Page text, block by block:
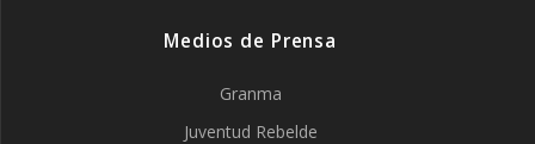
Medios de Prensa
Granma
Juventud Rebelde